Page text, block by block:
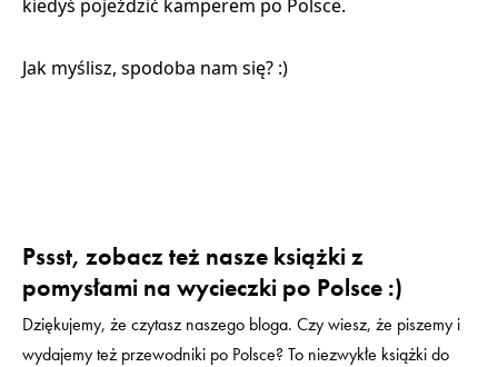
kiedyś pojeździć kamperem po Polsce.
Jak myślisz, spodoba nam się? :)
Pssst, zobacz też nasze książki z
pomysłami na wycieczki po Polsce :)
Dziękujemy, że czytasz naszego bloga. Czy wiesz, że piszemy i
wydajemy też przewodniki po Polsce? To niezwykłe książki do